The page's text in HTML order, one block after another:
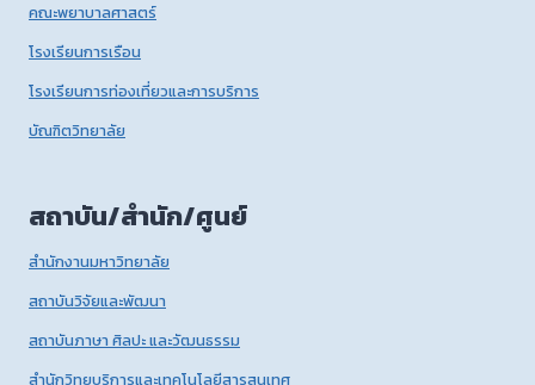
คณะพยาบาลศาสตร์
โรงเรียนการเรือน
โรงเรียนการท่องเที่ยวและการบริการ
บัณฑิตวิทยาลัย
สถาบัน/สำนัก/ศูนย์
สำนักงานมหาวิทยาลัย
สถาบันวิจัยและพัฒนา
สถาบันภาษา ศิลปะ และวัฒนธรรม
สำนักวิทยบริการและเทคโนโลยีสารสนเทศ